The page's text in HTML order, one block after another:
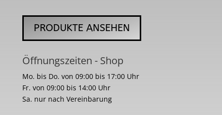
PRODUKTE ANSEHEN
Öffnungszeiten - Shop
Mo. bis Do. von 09:00 bis 17:00 Uhr
Fr. von 09:00 bis 14:00 Uhr
Sa. nur nach Vereinbarung